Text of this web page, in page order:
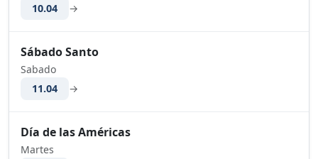
10.04
→
Sábado Santo
Sabado
11.04
→
Día de las Américas
Martes